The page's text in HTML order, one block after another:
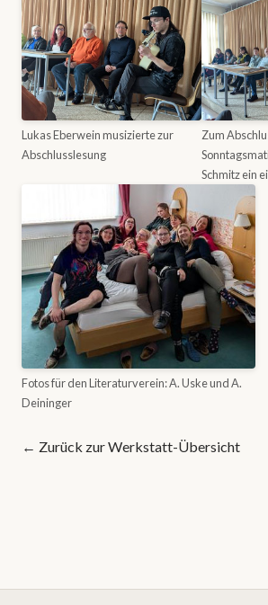
Lukas Eberwein musizierte zur
Abschlusslesung
Zum
Schmitz ein
Fotos für den Literaturverein: A. Uske und A.
Deininger
← Zurück zur Werkstatt-Übersicht